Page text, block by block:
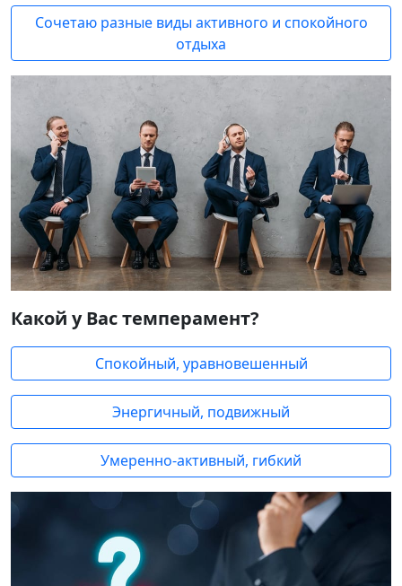
Сочетаю разные виды активного и спокойного
отдыха
Какой у Вас темперамент?
Спокойный, уравновешенный
Энергичный, подвижный
Умеренно-активный, гибкий